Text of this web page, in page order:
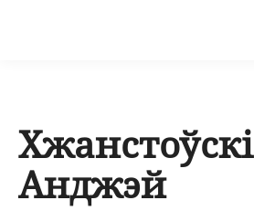
Хжанстоўскі
Анджэй